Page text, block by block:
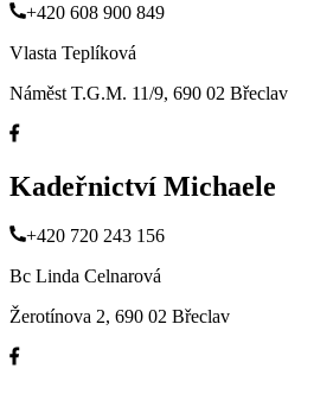
+420 608 900 849
Vlasta Teplíková
Náměst T.G.M. 11/9, 690 02 Břeclav
Kadeřnictví Michaele
+420 720 243 156
Bc Linda Celnarová
Žerotínova 2, 690 02 Břeclav